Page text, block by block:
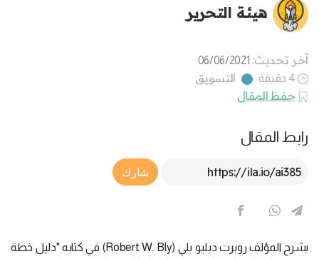
هيئة التحرير
آخر تحديث: 06/06/2021
4 دقيقة
التسويق
حفظ المقال
رابط المقال
Article Link
شارك
يشرح المؤلف روبرت دبليو بلي (Robert W. Bly) في كتابه "دليل خطة